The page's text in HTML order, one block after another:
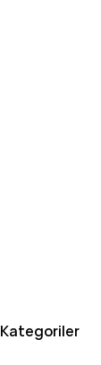
Kategoriler